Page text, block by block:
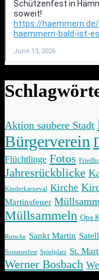
Aktion saubere Stadt
Bürgerverein
Flüchtlinge Fotos
Jahresrückblicke
Kinderkarneval Kirche
Martinsfeuer
Müllsammeln Opa
Rutsche Sankt Martin
Sommerfest Spielplatz St.
Werner Bosbach